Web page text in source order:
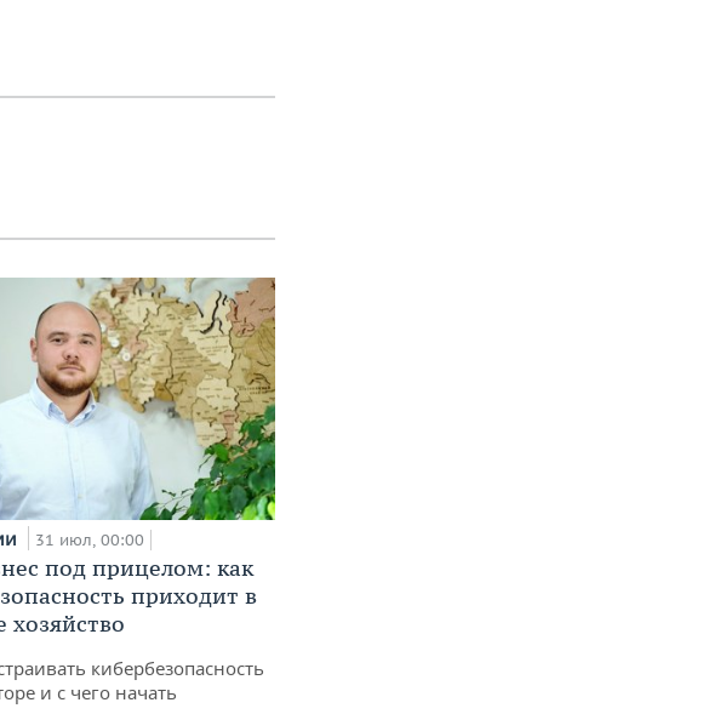
31 июл, 00:00
под прицелом: как
приходит в
хозяйство
кибербезопасность
и с чего начать